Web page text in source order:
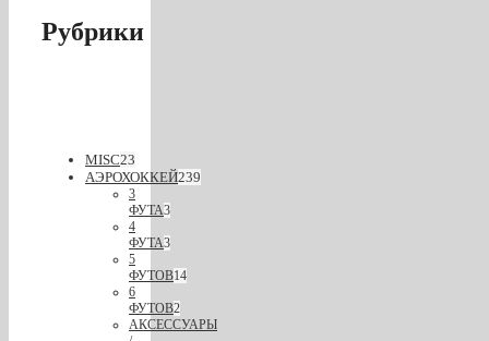
Рубрики
MISC23
АЭРОХОККЕЙ239
3
ФУТА3
4
ФУТА3
5
ФУТОВ14
6
ФУТОВ2
АКСЕССУАРЫ